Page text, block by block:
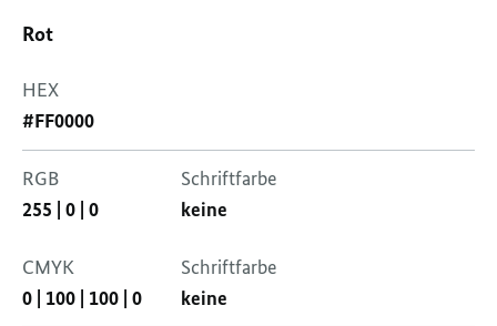
Rot
HEX
#FF0000
RGB
255 0 0
Schriftfarbe
keine
CMYK
0 100 100 0
Schriftfarbe
keine